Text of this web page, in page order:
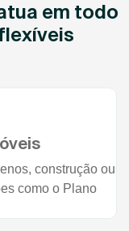
em todo
construção ou
como o Plano